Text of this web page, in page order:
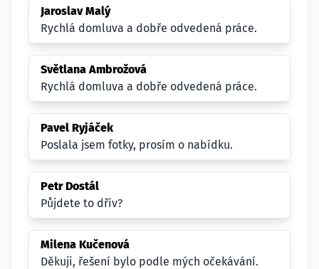
Jaroslav Malý
Rychlá domluva a dobře odvedená práce.
Světlana Ambrožová
Rychlá domluva a dobře odvedená práce.
Pavel Ryjáček
Poslala jsem fotky, prosím o nabídku.
Petr Dostál
Půjdete to dřív?
Milena Kučenová
Děkuji, řešení bylo podle mých očekávání.